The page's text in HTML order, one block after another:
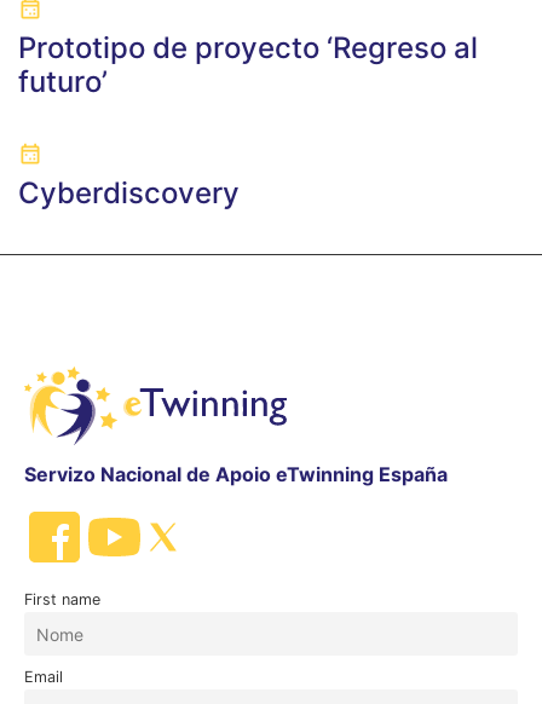
Prototipo de proyecto ‘Regreso al
futuro’
Cyberdiscovery
Servizo Nacional de Apoio eTwinning España
First name
Email